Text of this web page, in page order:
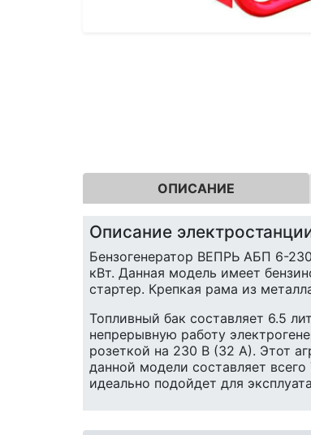
ОПИСАНИЕ
Описание
Бензогенератор ВЕПРЬ АБП 6-
кВт. Данная модель имеет
стартер. Крепкая рама из
Топливный бак составляет 6.5
непрерывную работу
розеткой на 230 В (32 А). Этот
данной модели составляет
идеально подойдет для